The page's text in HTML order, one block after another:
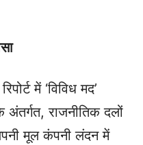
में ‘विविध मद’
राजनीतिक दलों
मूल कंपनी लंदन में